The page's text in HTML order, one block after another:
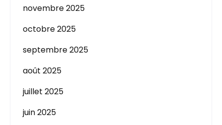
novembre 2025
octobre 2025
septembre 2025
août 2025
juillet 2025
juin 2025